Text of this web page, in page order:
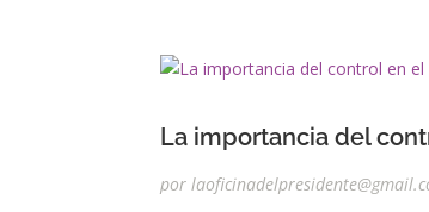
La importancia del
por